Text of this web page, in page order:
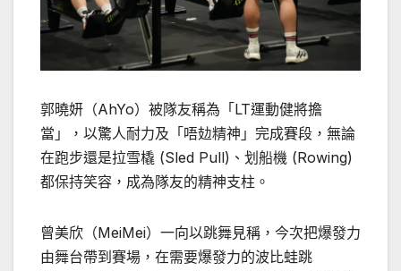
郭曉妍（AhYo）被隊友稱為「LT運動健將擔
當」，以驚人耐力及「唔攰精神」完成賽段，無論
在跑步還是拉雪橇 (Sled Pull)、划船機 (Rowing)
都保持笑容，成為隊友的精神支柱。
曾美欣（MeiMei）一向以跳舞見稱，今次把爆發力
由舞台帶到賽場，在需要爆發力的波比蛙跳